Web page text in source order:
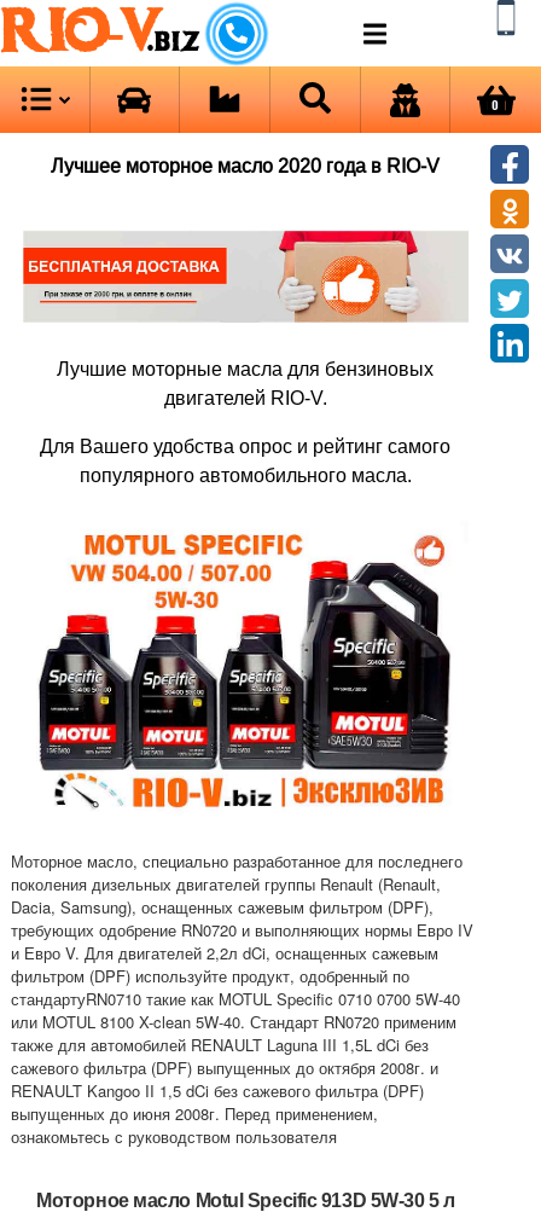
RIO-V.biz
0
Лучшее моторное масло 2020 года в RIO-V
Лучшие моторные масла для бензиновых
двигателей RIO-V.
Для Вашего удобства опрос и рейтинг самого
популярного автомобильного масла.
Моторное масло, специально разработанное для последнего
поколения дизельных двигателей группы Renault (Renault,
Dacia, Samsung), оснащенных сажевым фильтром (DPF),
требующих одобрение RN0720 и выполняющих нормы Евро IV
и Евро V. Для двигателей 2,2л dCi, оснащенных сажевым
фильтром (DPF) используйте продукт, одобренный по
стандартуRN0710 такие как MOTUL Specific 0710 0700 5W-40
или MOTUL 8100 X-clean 5W-40. Стандарт RN0720 применим
также для автомобилей RENAULT Laguna III 1,5L dCi без
сажевого фильтра (DPF) выпущенных до октября 2008г. и
RENAULT Kangoo II 1,5 dCi без сажевого фильтра (DPF)
выпущенных до июня 2008г. Перед применением,
ознакомьтесь с руководством пользователя
Моторное масло Motul Specific 913D 5W-30 5 л